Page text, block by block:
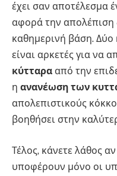
έχει σαν αποτέλεσμα
αφορά την απολέπιση
καθημερινή βάση.
είναι αρκετές για να
κύτταρα από την
η ανανέωση των
απολεπιστικούς
βοηθήσει στην
Τέλος, κάνετε λάθος
υποφέρουν μόνο οι